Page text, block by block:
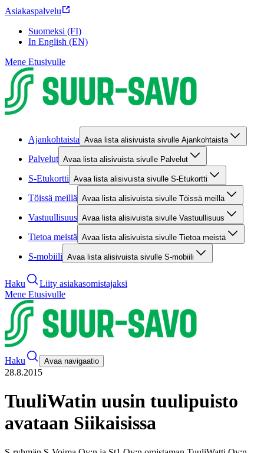
Asiakaspalvelu
Suomeksi (FI)
In English (EN)
Mene Etusivulle
Ajankohtaista Avaa lista alisivuista sivulle Ajankohtaista
Palvelut Avaa lista alisivuista sivulle Palvelut
S-Etukortti Avaa lista alisivuista sivulle S-Etukortti
Töissä meillä Avaa lista alisivuista sivulle Töissä meillä
Vastuullisuus Avaa lista alisivuista sivulle Vastuullisuus
Tietoa meistä Avaa lista alisivuista sivulle Tietoa meistä
S-mobiili Avaa lista alisivuista sivulle S-mobiili
Haku
Liity asiakasomistajaksi
Mene Etusivulle
Haku Avaa navigaatio
28.8.2015
TuuliWatin uusin tuulipuisto
avataan Siikaisissa